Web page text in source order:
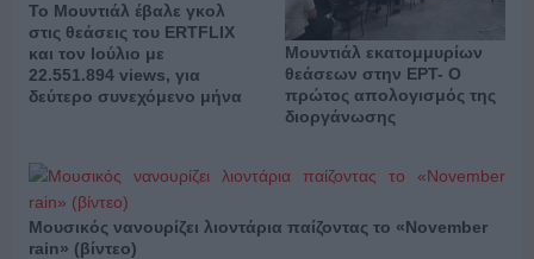
Το Μουντιάλ έβαλε γκολ
στις θεάσεις του ERTFLIX
και τον Ιούλιο με
22.551.894 views, για
δεύτερο συνεχόμενο μήνα
Μουντιάλ εκατομμυρίων
θεάσεων στην ΕΡΤ- Ο
πρώτος απολογισμός της
διοργάνωσης
Μουσικός νανουρίζει λιοντάρια παίζοντας το «November
rain» (βίντεο)